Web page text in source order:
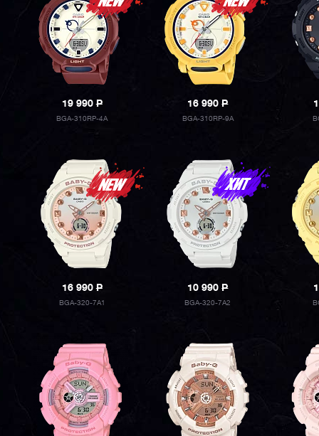
19 990P
BGA-310RP-4A
16 990P
BGA-310RP-9A
16 990P
BGA-320-7A1
10 990P
BGA-320-7A2